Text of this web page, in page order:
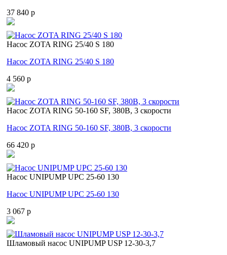
37 840 p
Насос ZOTA RING 25/40 S 180
Насос ZOTA RING 25/40 S 180
4 560 p
Насос ZOTA RING 50-160 SF, 380В, 3 скорости
Насос ZOTA RING 50-160 SF, 380В, 3 скорости
66 420 p
Насос UNIPUMP UPС 25-60 130
Насос UNIPUMP UPС 25-60 130
3 067 p
Шламовый насос UNIPUMP USP 12-30-3,7